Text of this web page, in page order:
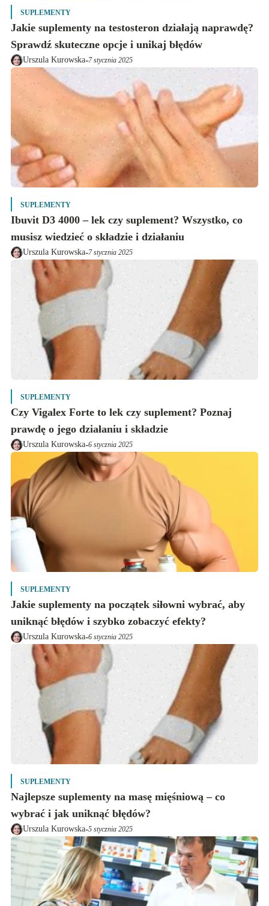
SUPLEMENTY
Jakie suplementy na testosteron działają naprawdę?
Sprawdź skuteczne opcje i unikaj błędów
Urszula Kurowska-7 stycznia 2025
SUPLEMENTY
Ibuvit D3 4000 – lek czy suplement? Wszystko, co
musisz wiedzieć o składzie i działaniu
Urszula Kurowska-7 stycznia 2025
SUPLEMENTY
Czy Vigalex Forte to lek czy suplement? Poznaj
prawdę o jego działaniu i składzie
Urszula Kurowska-6 stycznia 2025
SUPLEMENTY
Jakie suplementy na początek siłowni wybrać, aby
uniknąć błędów i szybko zobaczyć efekty?
Urszula Kurowska-6 stycznia 2025
SUPLEMENTY
Najlepsze suplementy na masę mięśniową – co
wybrać i jak uniknąć błędów?
Urszula Kurowska-5 stycznia 2025